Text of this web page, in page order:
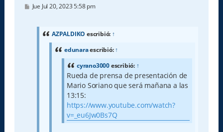
M
Jue Jul 20, 2023 5:58 pm
AZPALDIKO escribió: ↑
edunaraescribió:↑
cyrano3000escribió: ↑
Rueda de prensa de presentación de
Mario Soriano que será mañana a las
13:15:
https://www.youtube.com/watch?
v=_eu6Jw0Bs7Q